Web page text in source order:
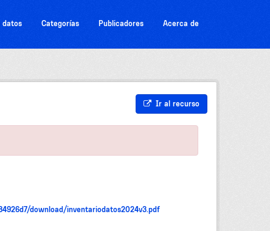
datos Categorías Publicadores Acerca de
Ir al recurso
download/inventariodatos2024v3.pdf